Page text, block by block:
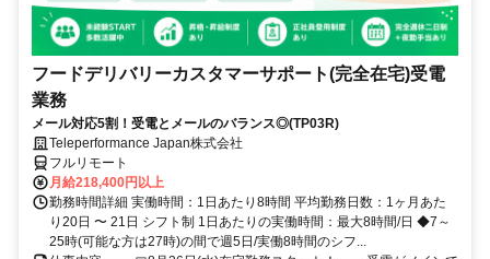
フードデリバリーカスタマーサポート(完全在宅)受電
業務
メール対応5割！受電とメールのバランス◎(TP03R)
Teleperformance Japan株式会社
フルリモート
月給218,400円以上
勤務時間詳細 実働時間：1日あたり8時間 平均勤務日数：1ヶ月あた
り20日 〜 21日 シフト制 1日あたりの実働時間：最大8時間/日 ◆7～
25時(可能な方は27時)の間で週5日/実働8時間のシフ...